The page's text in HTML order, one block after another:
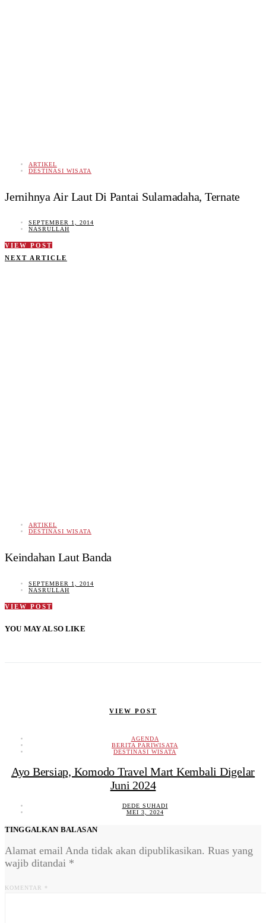
ARTIKEL
DESTINASI WISATA
Jernihnya Air Laut Di Pantai Sulamadaha, Ternate
SEPTEMBER 1, 2014
NASRULLAH
VIEW POST
NEXT ARTICLE
ARTIKEL
DESTINASI WISATA
Keindahan Laut Banda
SEPTEMBER 1, 2014
NASRULLAH
VIEW POST
YOU MAY ALSO LIKE
VIEW POST
AGENDA
BERITA PARIWISATA
DESTINASI WISATA
Ayo Bersiap, Komodo Travel Mart Kembali Digelar
Juni 2024
DEDE SUHADI
MEI 3, 2024
TINGGALKAN BALASAN
Alamat email Anda tidak akan dipublikasikan. Ruas yang
wajib ditandai *
KOMENTAR *